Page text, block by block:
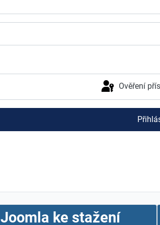
Ověření
Joomla ke stažení